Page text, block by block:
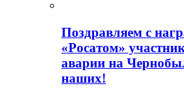
Поздравляем с
«Росатом»
аварии на
наших!